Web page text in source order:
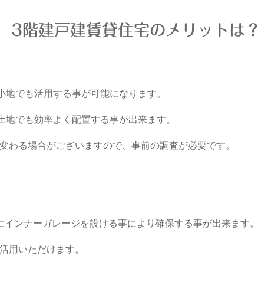
3階建戸建賃貸住宅のメリットは？
でも活用する事が可能になります。
でも効率よく配置する事が出来ます。
る場合がございますので、事前の調査が必要です。
ンナーガレージを設ける事により確保する事が出来ます。
用いただけます。